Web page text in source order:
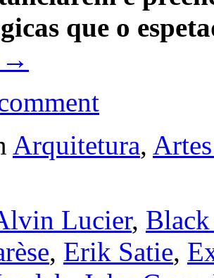
que o
→
Arquitetura,
Lucier,
, Erik Satie,